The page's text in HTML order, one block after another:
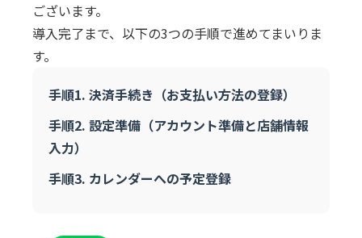
ございます。
導入完了まで、以下の3つの手順で進めてまいりま
す。
手順1. 決済手続き（お支払い方法の登録）
手順2. 設定準備（アカウント準備と店舗情報
入力）
手順3. カレンダーへの予定登録